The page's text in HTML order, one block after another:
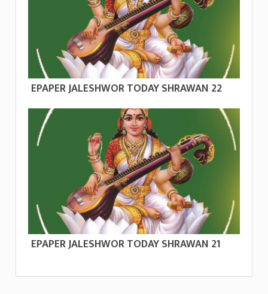
EPAPER JALESHWOR TODAY SHRAWAN 22
EPAPER JALESHWOR TODAY SHRAWAN 21